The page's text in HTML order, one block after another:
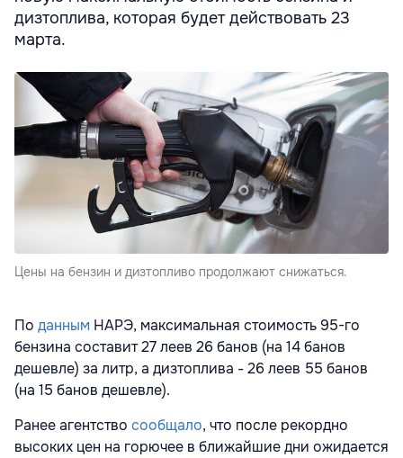
дизтоплива, которая будет действовать 23
марта.
Цены на бензин и дизтопливо продолжают снижаться.
По данным НАРЭ, максимальная стоимость 95-го
бензина составит 27 леев 26 банов (на 14 банов
дешевле) за литр, а дизтоплива - 26 леев 55 банов
(на 15 банов дешевле).
Ранее агентство сообщало, что после рекордно
высоких цен на горючее в ближайшие дни ожидается